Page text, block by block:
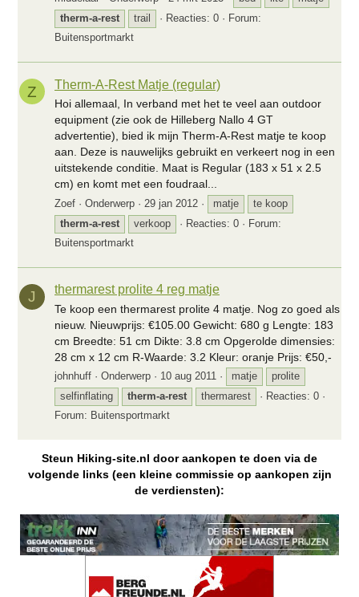
therm-a-rest
trail Reacties: 0
Forum:
Buitensportmarkt
Z Therm-A-Rest Matje (regular)
Hoi allemaal, In verband met het te veel aan outdoor
equipment (zie ook de Hilleberg Nallo 4 GT
advertentie), bied ik mijn Therm-A-Rest matje te koop
aan. Deze is nauwelijks gebruikt en verkeert nog in een
uitstekende conditie. Maat is Regular (183 x 51 x 2.5
cm) en komt met een foudraal...
Zoef Onderwerp 29 jan 2012 matje
te koop
therm-a-rest
verkoop Reacties: 0
Forum:
Buitensportmarkt
J thermarest prolite 4 reg matje
Te koop een thermarest prolite 4 matje. Nog zo goed als
nieuw. Nieuwprijs: €105.00 Gewicht: 680 g Lengte: 183
cm Breedte: 51 cm Dikte: 3.8 cm Opgerolde dimensies:
28 cm x 12 cm R-Waarde: 3.2 Kleur: oranje Prijs: €50,-
johnhuff Onderwerp 10 aug 2011 matje
prolite
selfinflating
therm-a-rest thermarest
Reacties: 0
Forum: Buitensportmarkt
Steun Hiking-site.nl door aankopen te doen via de
volgende links (een kleine commissie op aankopen zijn
de verdiensten):